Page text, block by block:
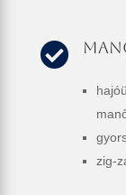

zig-